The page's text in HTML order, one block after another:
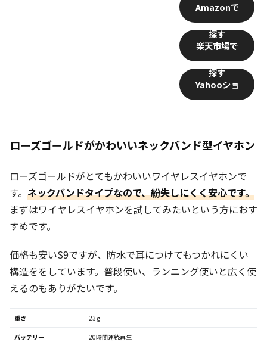
楽天市場
Amazon
Yahooショ
ローズゴールドがかわいいネックバンド型イヤホン
ローズゴールドがとてもかわいいワイヤレスイヤホンで
す。 ネックバンドタイプなので、紛失しにくく安心です。
まずはワイヤレスイヤホンを試してみたいという方におす
すめです。
価格も安いS9ですが、防水で耳につけてもつかれにくい
構造ををしています。普段使い、ランニング使いと広く使
えるのもありがたいです。
重さ 23 g
バッテリー 20時間連続再生